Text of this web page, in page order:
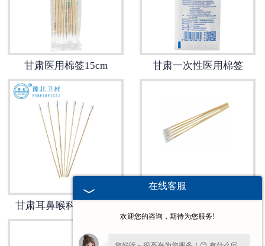
甘肃医用棉签15cm 甘肃一次性医用棉签
甘肃耳鼻喉科专用棉签
在线客服
欢迎您的咨询，期待为您服务!